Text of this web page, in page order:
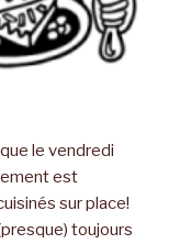
le vendredi
est
sur place!
toujours